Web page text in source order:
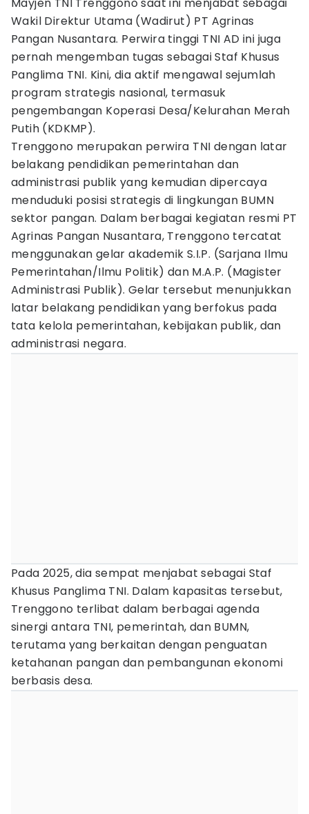
Wakil Direktur Utama (Wadirut) PT Agrinas
Pangan Nusantara. Perwira tinggi TNI AD ini juga
pernah mengemban tugas sebagai Staf Khusus
Panglima TNI. Kini, dia aktif mengawal sejumlah
program strategis nasional, termasuk
pengembangan Koperasi Desa/Kelurahan Merah
Putih (KDKMP).
Trenggono merupakan perwira TNI dengan latar
belakang pendidikan pemerintahan dan
administrasi publik yang kemudian dipercaya
menduduki posisi strategis di lingkungan BUMN
sektor pangan. Dalam berbagai kegiatan resmi PT
Agrinas Pangan Nusantara, Trenggono tercatat
menggunakan gelar akademik S.I.P. (Sarjana Ilmu
Pemerintahan/Ilmu Politik) dan M.A.P. (Magister
Administrasi Publik). Gelar tersebut menunjukkan
latar belakang pendidikan yang berfokus pada
tata kelola pemerintahan, kebijakan publik, dan
administrasi negara.
Pada 2025, dia sempat menjabat sebagai Staf
Khusus Panglima TNI. Dalam kapasitas tersebut,
Trenggono terlibat dalam berbagai agenda
sinergi antara TNI, pemerintah, dan BUMN,
terutama yang berkaitan dengan penguatan
ketahanan pangan dan pembangunan ekonomi
berbasis desa.